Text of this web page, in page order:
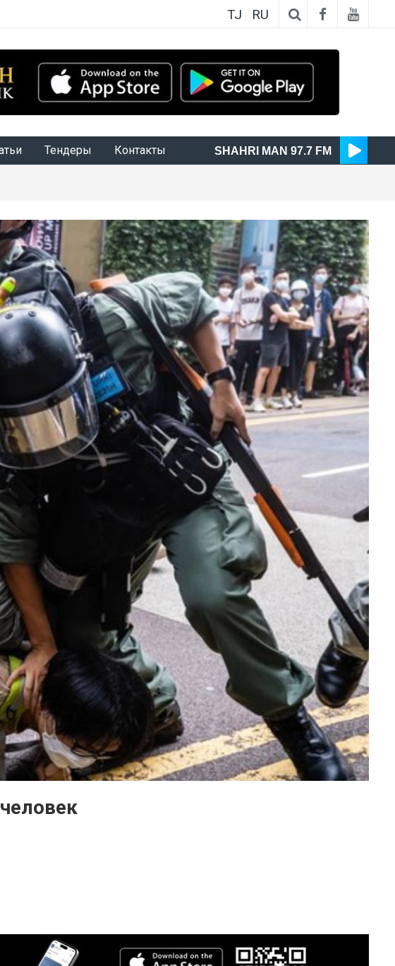
TJ RU
Тендеры Контакты SHAHRI MAN 97.7 FM